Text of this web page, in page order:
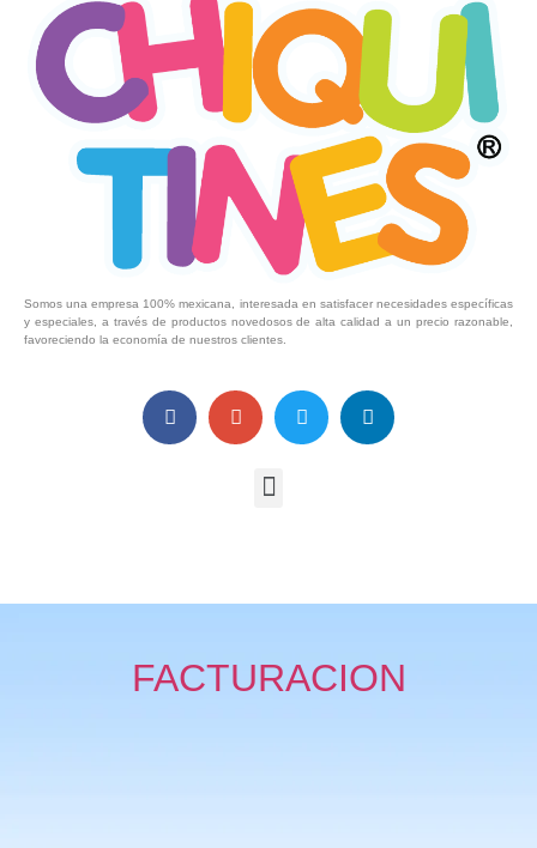
Somos una empresa 100% mexicana, interesada en satisfacer necesidades específicas
y especiales, a través de productos novedosos de alta calidad a un precio razonable,
favoreciendo la economía de nuestros clientes.
FACTURACION